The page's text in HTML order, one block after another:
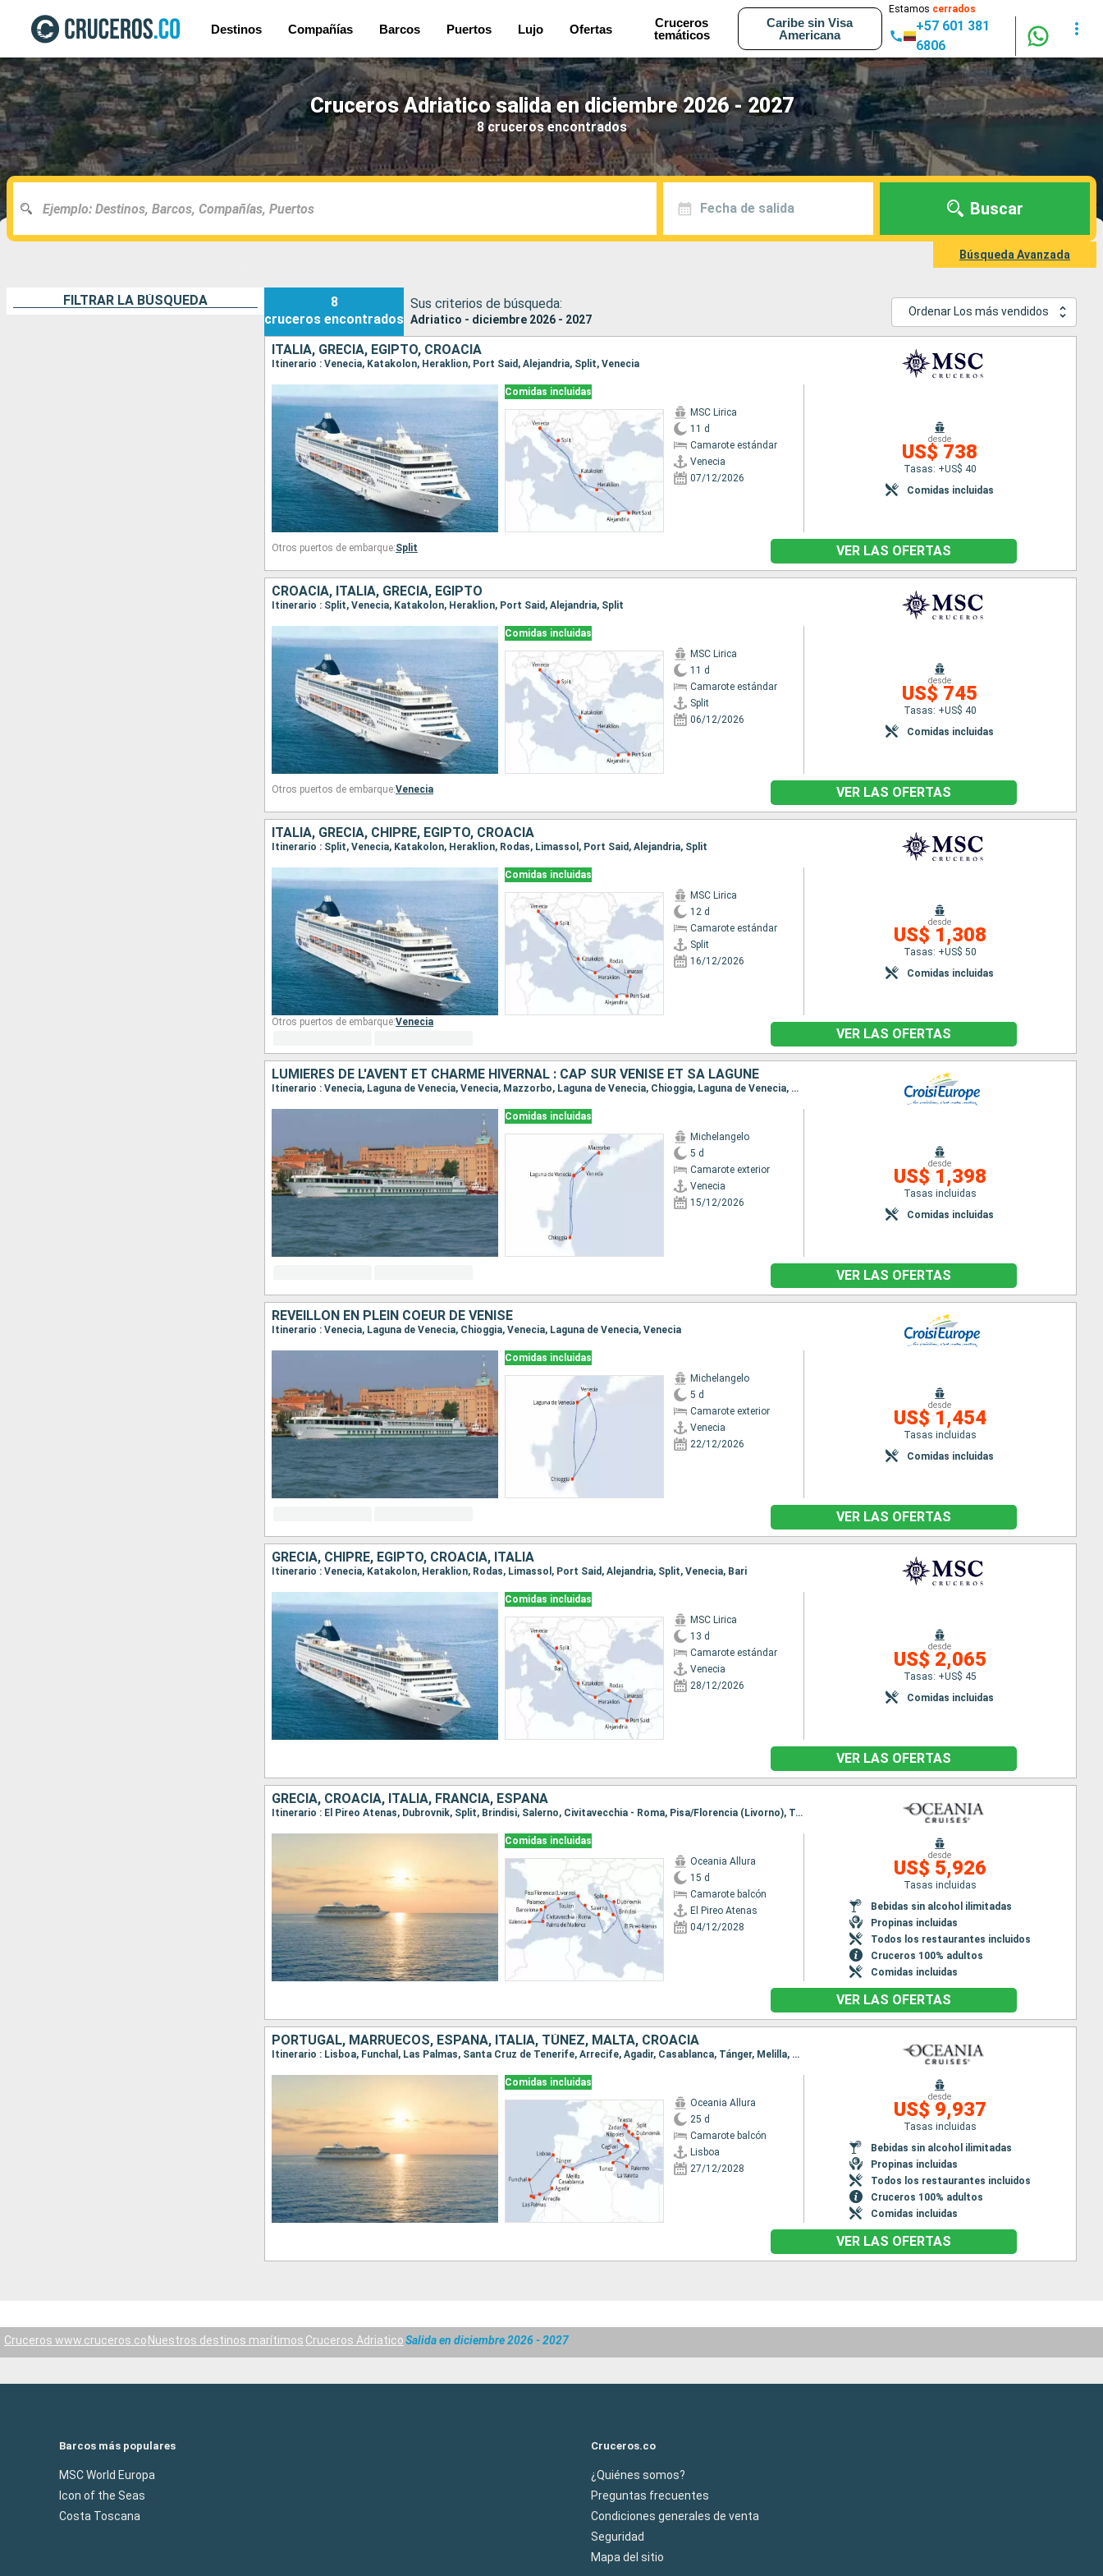
Destinos Compañías Barcos Puertos Lujo Ofertas
Cruceros
temáticos
Caribe sin Visa
Americana
Estamos cerrados
+57 601 381
6806
Cruceros Adriatico salida en diciembre 2026 - 2027
8 cruceros encontrados
Fecha de salida Buscar
Búsqueda Avanzada
FILTRAR LA BÚSQUEDA
8
cruceros encontrados
Sus criterios de búsqueda:
Adriatico - diciembre 2026 - 2027
Ordenar Los más vendidos
ITALIA, GRECIA, EGIPTO, CROACIA
Itinerario : Venecia, Katakolon, Heraklion, Port Said, Alejandria, Split, Venecia
Comidas incluidas
MSC Lirica
11 d
Camarote estándar
Venecia
07/12/2026
desde
US$ 738
Tasas: +US$ 40
Comidas incluidas
Otros puertos de embarque:Split VER LAS OFERTAS
CROACIA, ITALIA, GRECIA, EGIPTO
Itinerario : Split, Venecia, Katakolon, Heraklion, Port Said, Alejandria, Split
Comidas incluidas
MSC Lirica
11 d
Camarote estándar
Split
06/12/2026
desde
US$ 745
Tasas: +US$ 40
Comidas incluidas
Otros puertos de embarque:Venecia VER LAS OFERTAS
ITALIA, GRECIA, CHIPRE, EGIPTO, CROACIA
Itinerario : Split, Venecia, Katakolon, Heraklion, Rodas, Limassol, Port Said, Alejandria, Split
Comidas incluidas
MSC Lirica
12 d
Camarote estándar
Split
16/12/2026
desde
US$ 1,308
Tasas: +US$ 50
Comidas incluidas
Otros puertos de embarque:Venecia
VER LAS OFERTAS
LUMIÈRES DE L'AVENT ET CHARME HIVERNAL : CAP SUR VENISE ET SA LAGUNE
Itinerario : Venecia, Laguna de Venecia, Venecia, Mazzorbo, Laguna de Venecia, Chioggia, Laguna de Venecia, Venecia
Comidas incluidas
Michelangelo
5 d
Camarote exterior
Venecia
15/12/2026
desde
US$ 1,398
Tasas incluidas
Comidas incluidas
VER LAS OFERTAS
RÉVEILLON EN PLEIN COEUR DE VENISE
Itinerario : Venecia, Laguna de Venecia, Chioggia, Venecia, Laguna de Venecia, Venecia
Comidas incluidas
Michelangelo
5 d
Camarote exterior
Venecia
22/12/2026
desde
US$ 1,454
Tasas incluidas
Comidas incluidas
VER LAS OFERTAS
GRECIA, CHIPRE, EGIPTO, CROACIA, ITALIA
Itinerario : Venecia, Katakolon, Heraklion, Rodas, Limassol, Port Said, Alejandria, Split, Venecia, Bari
Comidas incluidas
MSC Lirica
13 d
Camarote estándar
Venecia
28/12/2026
desde
US$ 2,065
Tasas: +US$ 45
Comidas incluidas
VER LAS OFERTAS
GRECIA, CROACIA, ITALIA, FRANCIA, ESPAÑA
Itinerario : El Pireo Atenas, Dubrovnik, Split, Brindisi, Salerno, Civitavecchia - Roma, Pisa/Florencia (Livorno), Toulon, Palamos, Palma de Mallorca, Valencia, Barcelona
Comidas incluidas
Oceania Allura
15 d
Camarote balcón
El Pireo Atenas
04/12/2028
desde
US$ 5,926
Tasas incluidas
Bebidas sin alcohol ilimitadas
Propinas incluidas
Todos los restaurantes incluidos
Cruceros 100% adultos
Comidas incluidas
VER LAS OFERTAS
PORTUGAL, MARRUECOS, ESPAÑA, ITALIA, TÚNEZ, MALTA, CROACIA
Itinerario : Lisboa, Funchal, Las Palmas, Santa Cruz de Tenerife, Arrecife, Agadir, Casablanca, Tánger, Melilla, Cagliari, Nápoles, Civitavecchia - Roma, Salerno, Palermo, Tunez, La Valetta, Dubrovnik, Split, Zadar, Rijeka, Trieste
Comidas incluidas
Oceania Allura
25 d
Camarote balcón
Lisboa
27/12/2028
desde
US$ 9,937
Tasas incluidas
Bebidas sin alcohol ilimitadas
Propinas incluidas
Todos los restaurantes incluidos
Cruceros 100% adultos
Comidas incluidas
VER LAS OFERTAS
Cruceros www.cruceros.co Nuestros destinos marítimos Cruceros AdriaticoSalida en diciembre 2026 - 2027
Barcos más populares
MSC World Europa
Icon of the Seas
Costa Toscana
Cruceros.co
¿Quiénes somos?
Preguntas frecuentes
Condiciones generales de venta
Seguridad
Mapa del sitio